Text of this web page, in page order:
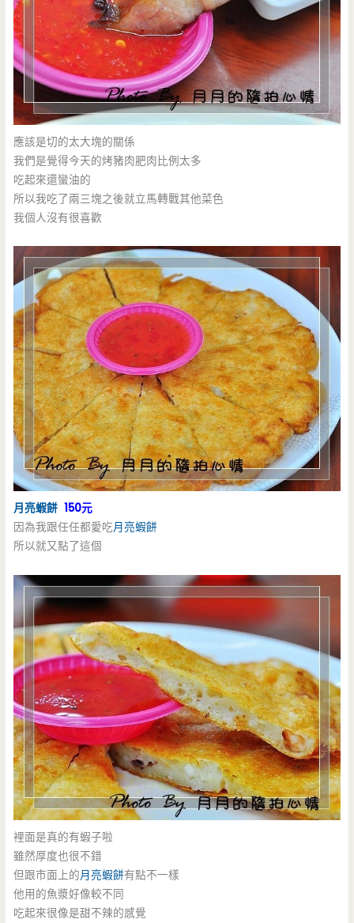
應該是切的太大塊的關係
我們是覺得今天的烤豬肉肥肉比例太多
吃起來還蠻油的
所以我吃了兩三塊之後就立馬轉戰其他菜色
我個人沒有很喜歡
月亮蝦餅 150元
因為我跟任任都愛吃月亮蝦餅
所以就又點了這個
裡面是真的有蝦子啦
雖然厚度也很不錯
但跟市面上的月亮蝦餅有點不一樣
他用的魚漿好像較不同
吃起來很像是甜不辣的感覺